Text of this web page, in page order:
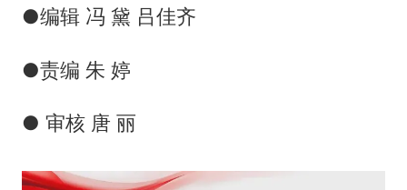
●编辑 冯 黛 吕佳齐
●责编 朱 婷
● 审核 唐 丽